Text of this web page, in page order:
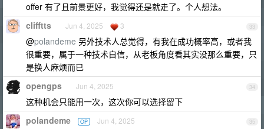
offer 有了且前景更好，我觉得还是就走了。个人想法。
33
clifftts Jun 4, 2025 3
@polandeme 另外技术人总觉得，有我在成功概率高，或者我
很重要，属于一种技术自信，从老板角度看其实没那么重要，只
是换人麻烦而已
34
opengps Jun 4, 2025
这种机会只能用一次，这次你可以选择留下
35
polandeme OP Jun 4, 2025